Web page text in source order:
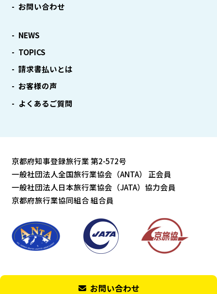
お問い合わせ
NEWS
TOPICS
請求書払いとは
お客様の声
よくあるご質問
京都府知事登録旅行業 第2-572号
一般社団法人全国旅行業協会（ANTA） 正会員
一般社団法人日本旅行業協会（JATA）協力会員
京都府旅行業協同組合 組合員
お問い合わせ